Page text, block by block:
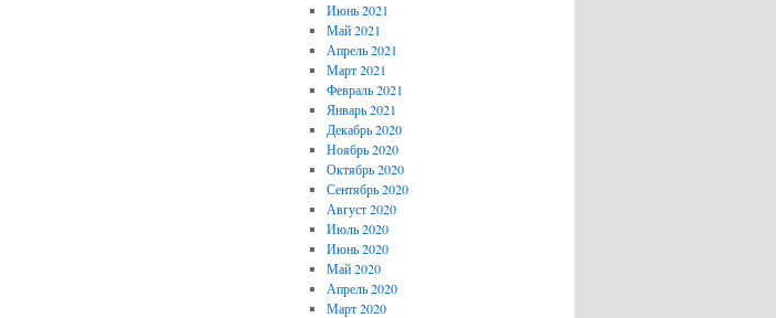
Июнь 2021
Май 2021
Апрель 2021
Март 2021
Февраль 2021
Январь 2021
Декабрь 2020
Ноябрь 2020
Октябрь 2020
Сентябрь 2020
Август 2020
Июль 2020
Июнь 2020
Май 2020
Апрель 2020
Март 2020